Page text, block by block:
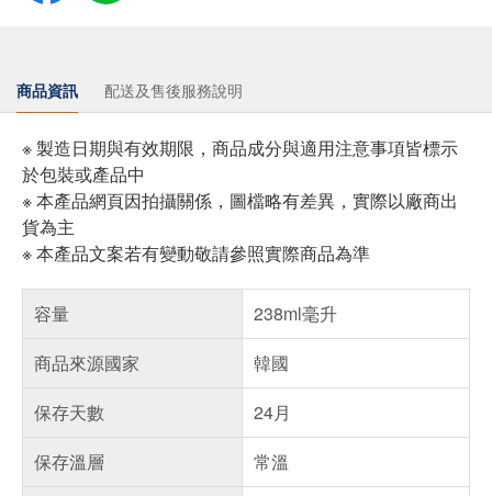
商品資訊 配送及售後服務說明
※ 製造日期與有效期限，商品成分與適用注意事項皆標示
於包裝或產品中
※ 本產品網頁因拍攝關係，圖檔略有差異，實際以廠商出
貨為主
※ 本產品文案若有變動敬請參照實際商品為準
容量
238ml毫升
商品來源國家
韓國
保存天數
24月
保存溫層
常溫